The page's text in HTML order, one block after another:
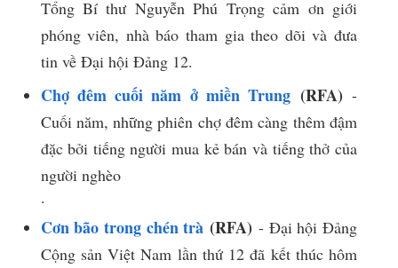
Tổng Bí thư Nguyễn Phú Trọng cảm ơn giới
phóng viên, nhà báo tham gia theo dõi và đưa
tin về Đại hội Đảng 12.
Chợ đêm cuối năm ở miền Trung (RFA) -
Cuối năm, những phiên chợ đêm càng thêm đậm
đặc bởi tiếng người mua kẻ bán và tiếng thở của
người nghèo
​.​
Cơn bão trong chén trà (RFA) - Đại hội Đảng
Cộng sản Việt Nam lần thứ 12 đã kết thúc hôm